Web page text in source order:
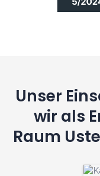
Unser
wir als
Raum